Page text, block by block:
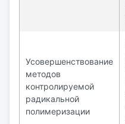
Усовершенствование
методов
контролируемой
радикальной
полимеризации